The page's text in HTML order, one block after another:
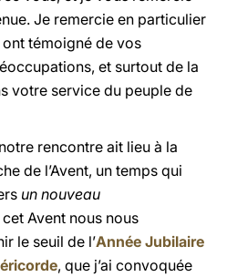
Je remercie en particulier
témoigné de vos
et surtout de la
votre service du peuple de
rencontre ait lieu à la
de l’Avent, un temps qui
un nouveau
Avent nous nous
le seuil de l’Année Jubilaire
, que j’ai convoquée